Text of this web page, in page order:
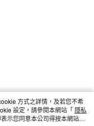
方式之詳情，及若您不希
設定，請參閱本網站「 隱私
示您同意本公司得按本網站使